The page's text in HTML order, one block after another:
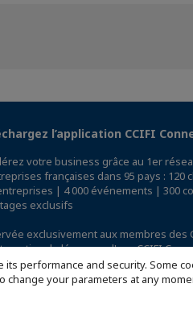
performance and security. Some
your parameters at any
l’application CCIFI
votre business grâce au 1er
françaises dans 95 pays : 120
| 4 000 événements | 300
exclusifs
exclusivement aux membres des
découvrez l'app CCIFI